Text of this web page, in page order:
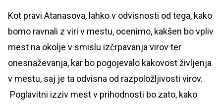
Kot pravi Atanasova, lahko v odvisnosti od tega, kako
bomo ravnali z viri v mestu, ocenimo, kakšen bo vpliv
mest na okolje v smislu izčrpavanja virov ter
onesnaževanja, kar bo pogojevalo kakovost življenja
v mestu, saj je ta odvisna od razpoložljivosti virov.
Poglavitni izziv mest v prihodnosti bo zato, kako